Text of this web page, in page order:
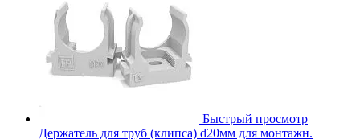
Быстрый просмотр
Держатель для труб (клипса) d20мм для монтажн.